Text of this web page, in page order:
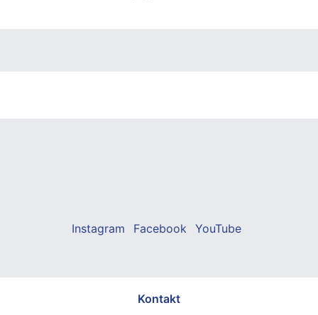
Instagram Facebook YouTube
Kontakt